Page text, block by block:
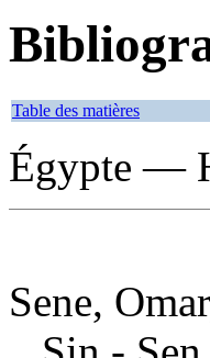
Table des matières
Égypte —
Sene,